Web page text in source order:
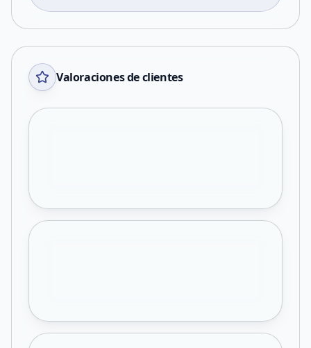
Valoraciones de clientes